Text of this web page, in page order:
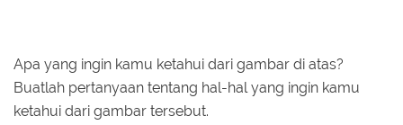
Apa yang ingin kamu ketahui dari gambar di atas?
Buatlah pertanyaan tentang hal-hal yang ingin kamu
ketahui dari gambar tersebut.